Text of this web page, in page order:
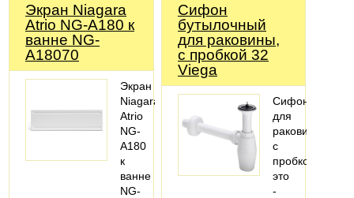
Экран Niagara
Atrio NG-A180 к
ванне NG-
A18070
Экран
Niagara
Atrio
NG-
A180
к
ванне
NG-
Сифoн
бyтылoчный
для раковины,
с пробкой 32
Viega
Cифон
для
раковины
с
пробкой
это
-